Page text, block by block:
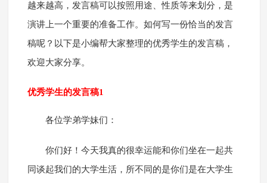
越来越高，发言稿可以按照用途、性质等来划分，是
演讲上一个重要的准备工作。如何写一份恰当的发言
稿呢？以下是小编帮大家整理的优秀学生的发言稿，
欢迎大家分享。
优秀学生的发言稿1
各位学弟学妹们：
你们好！今天我真的很幸运能和你们坐在一起共
同谈起我们的大学生活，所不同的是你们是在大学生